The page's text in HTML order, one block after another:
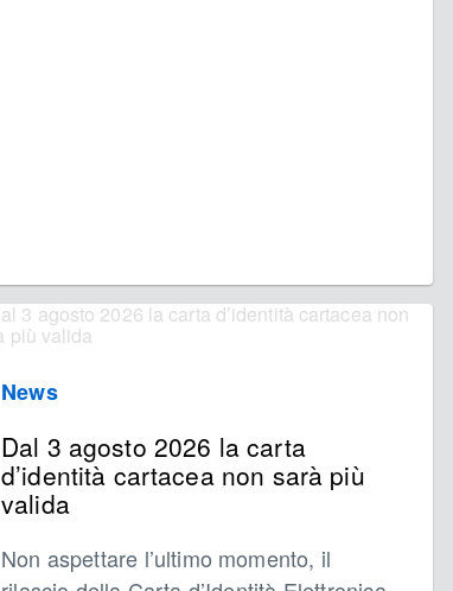
News
Dal 3 agosto 2026 la carta
d’identità cartacea non sarà più
valida
Non aspettare l’ultimo momento, il